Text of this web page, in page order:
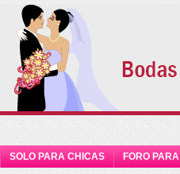
SOLO PARA CHICAS FORO